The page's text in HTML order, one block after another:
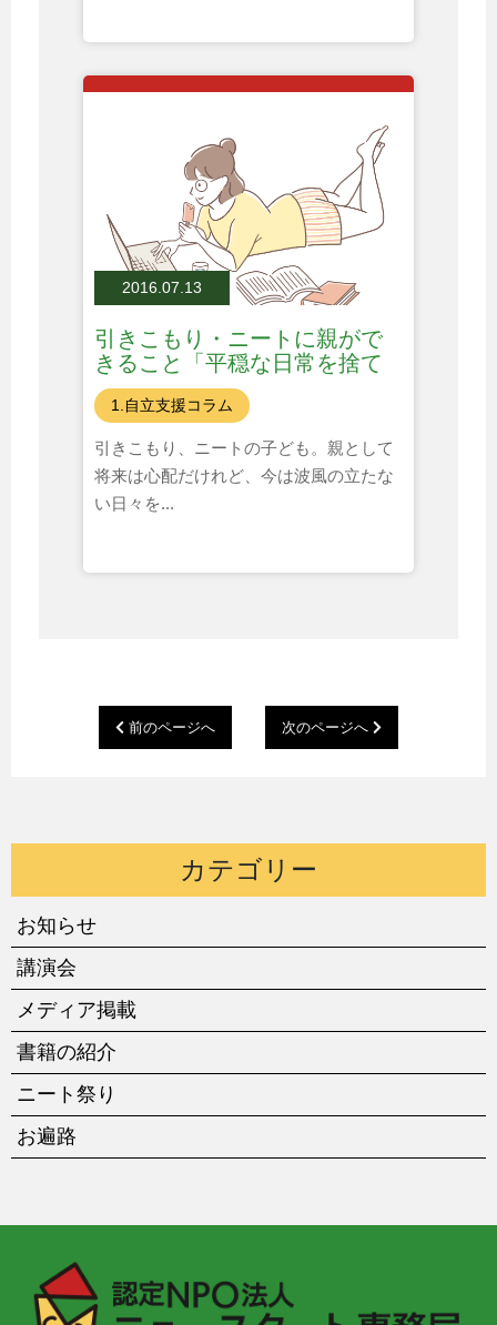
2016.07.13
引きこもり・ニートに親がで
きること「平穏な日常を捨て
る？」
1.自立支援コラム
引きこもり、ニートの子ども。親として
将来は心配だけれど、今は波風の立たな
い日々を...
前のページへ 次のページへ
カテゴリー
お知らせ
講演会
メディア掲載
書籍の紹介
ニート祭り
お遍路